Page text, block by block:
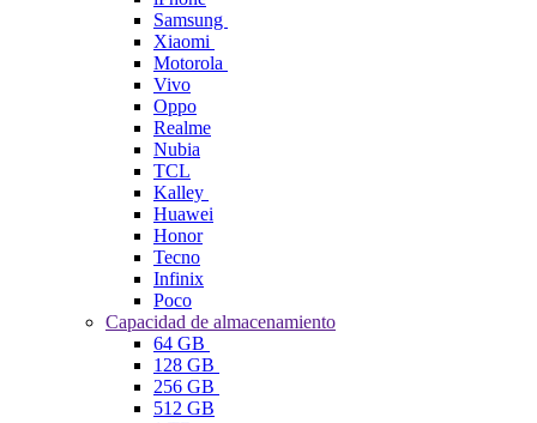
Samsung
Xiaomi
Motorola
Vivo
Oppo
Realme
Nubia
TCL
Kalley
Huawei
Honor
Tecno
Infinix
Poco
Capacidad de almacenamiento
64 GB
128 GB
256 GB
512 GB